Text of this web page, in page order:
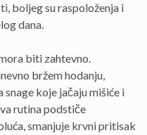
boljeg su raspoloženja i
dana.
biti zahtevno.
bržem hodanju,
koje jačaju mišiće i
rutina podstiče
smanjuje krvni pritisak